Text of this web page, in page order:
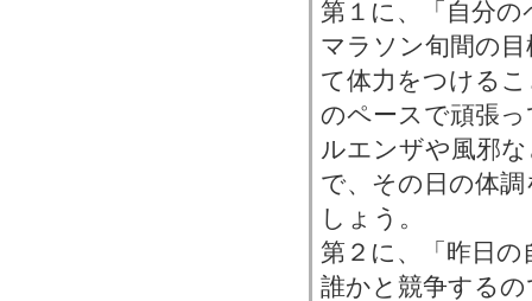
第１に、「自分
マラソン旬間の
て体力をつける
のペースで頑張
ルエンザや風邪
で、その日の体
しょう。
第２に、「昨日
誰かと競争する